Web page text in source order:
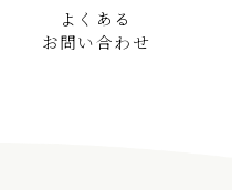
よくある
お問い合わせ